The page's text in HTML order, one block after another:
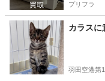
プリフラ
カラスに
羽田空港第